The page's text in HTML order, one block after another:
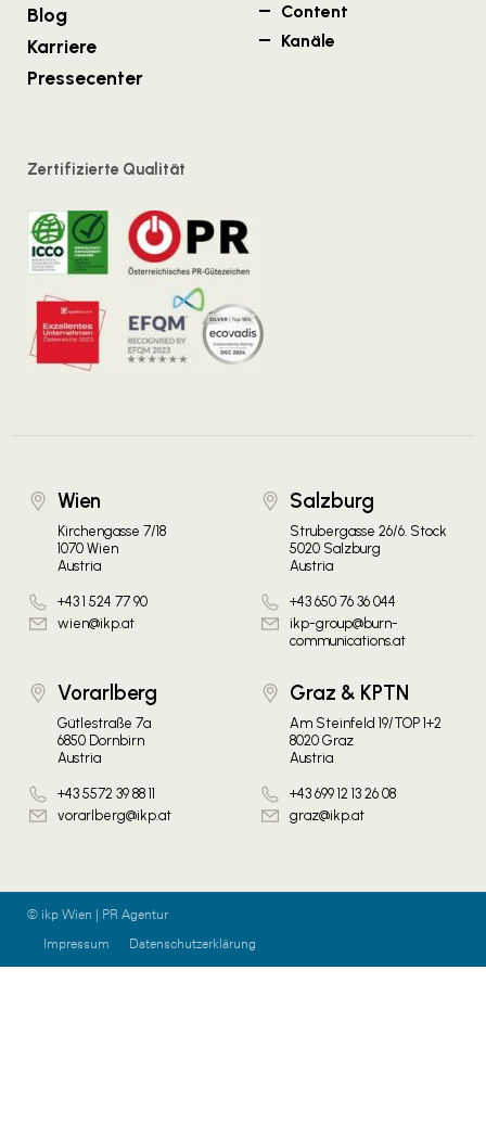
Blog
Karriere
Pressecenter
Content
Kanäle
Zertifizierte Qualität
Wien
Kirchengasse 7/18
1070 Wien
Austria
+43 1 524 77 90
wien@ikp.at
Salzburg
Strubergasse 26/6. Stock
5020 Salzburg
Austria
+43 650 76 36 044
ikp-group@burn-
communications.at
Vorarlberg
Gütlestraße 7a
6850 Dornbirn
Austria
+43 5572 39 88 11
vorarlberg@ikp.at
Graz & KPTN
Am Steinfeld 19/TOP 1+2
8020 Graz
Austria
+43 699 12 13 26 08
graz@ikp.at
© ikp Wien | PR Agentur
Impressum
Datenschutzerklärung